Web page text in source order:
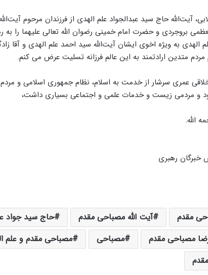
آیت‌الله حاج سید عبدالجواد علم الهدی از فرزندان مرحوم
بروجردی و حضرت امام خمینی رضوان الله تعالی علیهما را به
الهدی به ویژه اخوی ایشان آیت‌الله سید احمد علم‌ الهدی و آقا
متدین ارادتمند به این عالم فرزانه تسلیت عرض می کنم.
عمری سرشار از خدمت به اسلام، نظام جمهوری اسلامی و
و مردمی زیست و خدمات علمی و اجتماعی بسیاری داشت،
الله.
خبرگان رهبری
مقدم آیت الله مصباحی مقدم
حاج سید جواد
مصباحی مقدم مصباحی
مصباحی مقدم و علم